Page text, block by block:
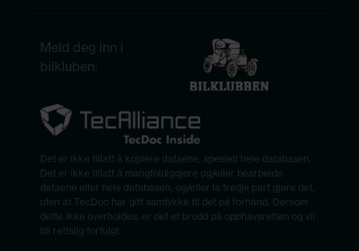
Meld deg inn i
bilkluben:
Det er ikke tillatt å kopiere dataene, spesielt hele databasen.
Det er ikke tillatt å mangfoldiggjøre og/eller bearbeide
dataene eller hele databasen, og/eller la tredje part gjøre det,
uten at TecDoc har gitt samtykke til det på forhånd. Dersom
dette ikke overholdes, er det et brudd på opphavsretten og vil
bli rettslig forfulgt.